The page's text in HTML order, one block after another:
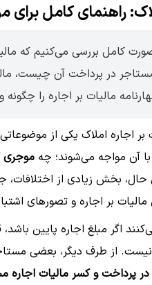
راهنمای کامل
کامل بررسی می‌کنیم که
در پرداخت آن چیست،
مالیات بر اجاره را
بر اجاره املاک یکی از
با آن مواجه می‌شوند؛ چه موجری
حال، بخش زیادی از اختلافات،
بر اجاره و تصورهای
اگر مبلغ اجاره پایین
نیست. از طرف دیگر، بعضی
پرداخت و کسر مالیات اجاره